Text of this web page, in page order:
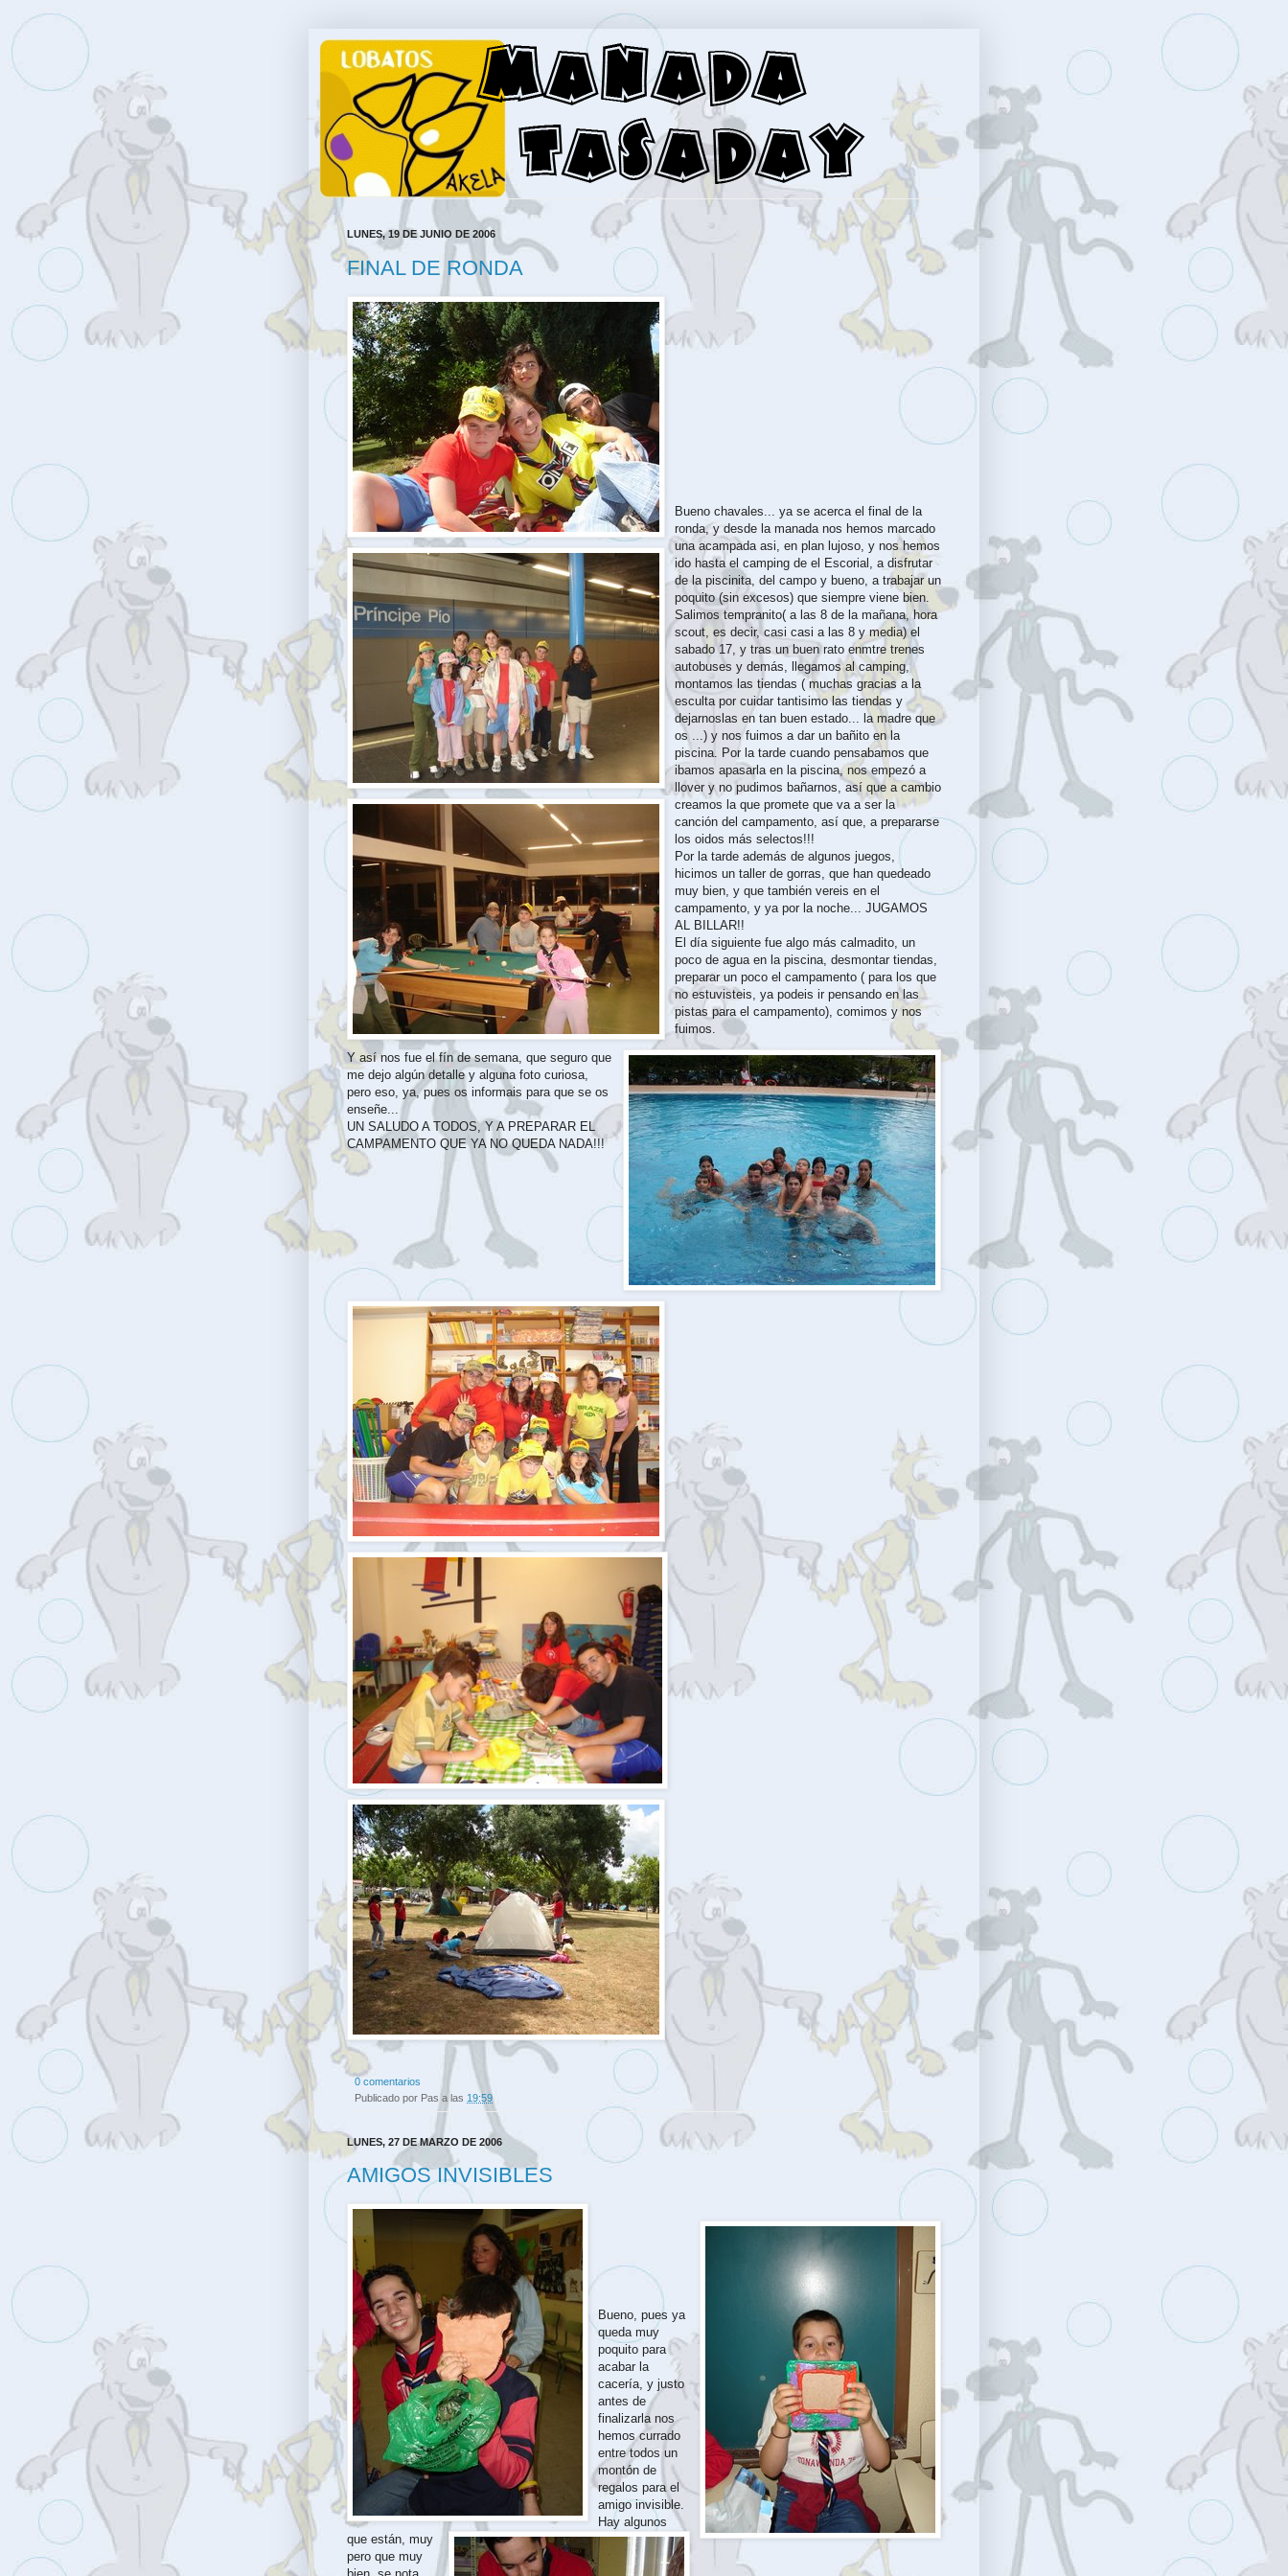
LUNES, 19 DE JUNIO DE 2006
FINAL DE RONDA
Bueno chavales... ya se acerca el final de la
ronda, y desde la manada nos hemos marcado
una acampada asi, en plan lujoso, y nos hemos
ido hasta el camping de el Escorial, a disfrutar
de la piscinita, del campo y bueno, a trabajar un
poquito (sin excesos) que siempre viene bien.
Salimos tempranito( a las 8 de la mañana, hora
scout, es decir, casi casi a las 8 y media) el
sabado 17, y tras un buen rato enmtre trenes
autobuses y demás, llegamos al camping,
montamos las tiendas ( muchas gracias a la
esculta por cuidar tantisimo las tiendas y
dejarnoslas en tan buen estado... la madre que
os ...) y nos fuimos a dar un bañito en la
piscina. Por la tarde cuando pensabamos que
ibamos apasarla en la piscina, nos empezó a
llover y no pudimos bañarnos, así que a cambio
creamos la que promete que va a ser la
canción del campamento, así que, a prepararse
los oidos más selectos!!!
Por la tarde además de algunos juegos,
hicimos un taller de gorras, que han quedeado
muy bien, y que también vereis en el
campamento, y ya por la noche... JUGAMOS
AL BILLAR!!
El día siguiente fue algo más calmadito, un
poco de agua en la piscina, desmontar tiendas,
preparar un poco el campamento ( para los que
no estuvisteis, ya podeis ir pensando en las
pistas para el campamento), comimos y nos
fuimos.
Y así nos fue el fín de semana, que seguro que
me dejo algún detalle y alguna foto curiosa,
pero eso, ya, pues os informais para que se os
enseñe...
UN SALUDO A TODOS, Y A PREPARAR EL
CAMPAMENTO QUE YA NO QUEDA NADA!!!
0 comentarios
Publicado por Pas a las 19:59
LUNES, 27 DE MARZO DE 2006
AMIGOS INVISIBLES
Bueno, pues ya
queda muy
poquito para
acabar la
cacería, y justo
antes de
finalizarla nos
hemos currado
entre todos un
montón de
regalos para el
amigo invisible.
Hay algunos
que están, muy
pero que muy